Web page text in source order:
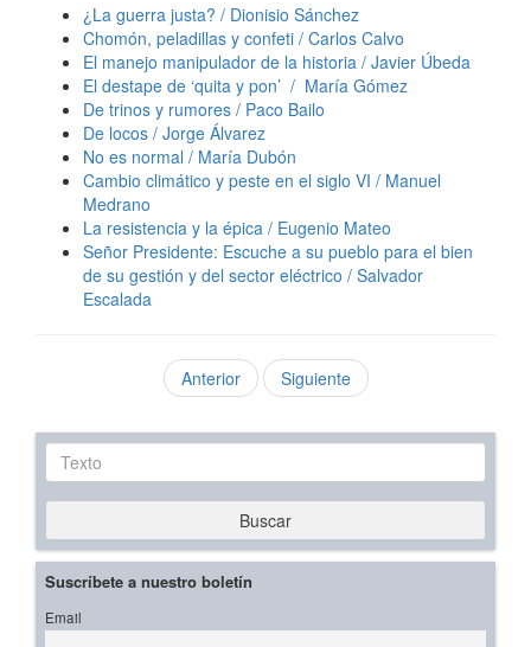
¿La guerra justa? / Dionisio Sánchez
Chomón, peladillas y confeti / Carlos Calvo
El manejo manipulador de la historia / Javier Úbeda
El destape de ‘quita y pon’ / María Gómez
De trinos y rumores / Paco Bailo
De locos / Jorge Álvarez
No es normal / María Dubón
Cambio climático y peste en el siglo VI / Manuel
Medrano
La resistencia y la épica / Eugenio Mateo
Señor Presidente: Escuche a su pueblo para el bien
de su gestión y del sector eléctrico / Salvador
Escalada
Anterior Siguiente
Texto
Buscar
Suscríbete a nuestro boletín
Email